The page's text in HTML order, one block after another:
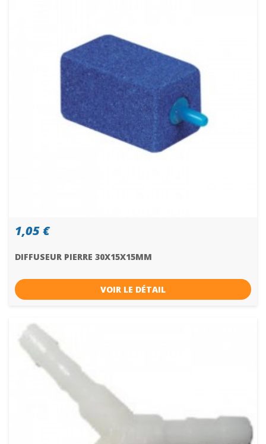
1,05 €
DIFFUSEUR PIERRE 30X15X15MM
VOIR LE DÉTAIL